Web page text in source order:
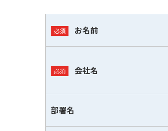
お名前
会社名
部署名